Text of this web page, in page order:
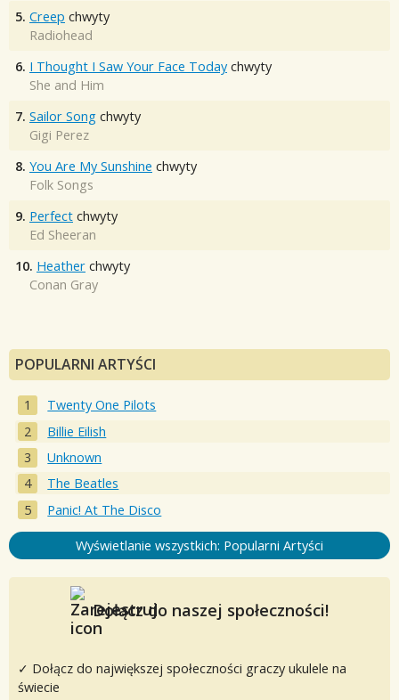
5. Creep chwyty
Radiohead
6. I Thought I Saw Your Face Today chwyty
She and Him
7. Sailor Song chwyty
Gigi Perez
8. You Are My Sunshine chwyty
Folk Songs
9. Perfect chwyty
Ed Sheeran
10. Heather chwyty
Conan Gray
POPULARNI ARTYŚCI
Twenty One Pilots
Billie Eilish
Unknown
The Beatles
Panic! At The Disco
Wyświetlanie wszystkich: Popularni Artyści
Dołącz do naszej społeczności!
✓ Dołącz do największej społeczności graczy ukulele na
świecie